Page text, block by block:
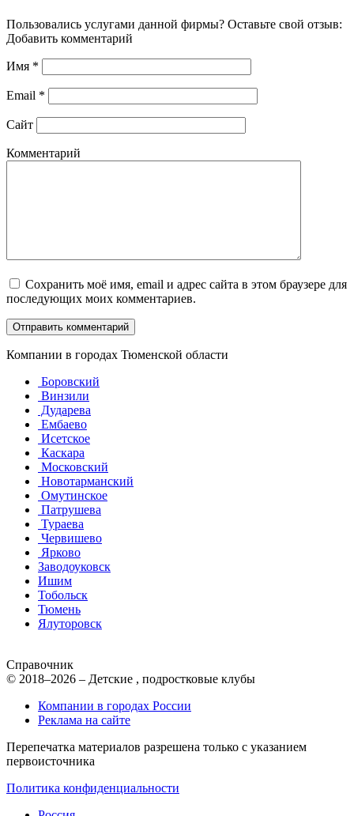
Пользовались услугами данной фирмы? Оставьте свой отзыв:
Добавить комментарий
Имя *
Email *
Сайт
Комментарий
Сохранить моё имя, email и адрес сайта в этом браузере для
последующих моих комментариев.
Компании в городах Тюменской области
Боровский
Винзили
Дударева
Ембаево
Исетское
Каскара
Московский
Новотарманский
Омутинское
Патрушева
Тураева
Червишево
Ярково
Заводоуковск
Ишим
Тобольск
Тюмень
Ялуторовск
Справочник
© 2018–2026 – Детские , подростковые клубы
Компании в городах России
Реклама на сайте
Перепечатка материалов разрешена только с указанием
первоисточника
Политика конфиденциальности